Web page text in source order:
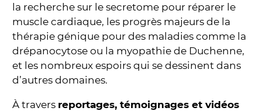
la recherche sur le secretome pour réparer le
muscle cardiaque, les progrès majeurs de la
thérapie génique pour des maladies comme la
drépanocytose ou la myopathie de Duchenne,
et les nombreux espoirs qui se dessinent dans
d’autres domaines.
À travers reportages, témoignages et vidéos